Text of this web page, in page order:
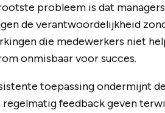
probleem is dat
de verantwoordelijkheid
die medewerkers niet
onmisbaar voor succes.
toepassing ondermijnt
regelmatig feedback geven